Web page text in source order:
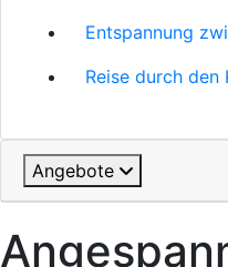
Entspannung
Reise durch den
Angebote